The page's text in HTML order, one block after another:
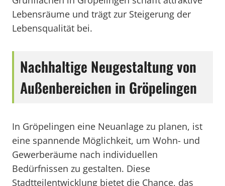
Lebensräume und trägt zur Steigerung der
Lebensqualität bei.
Nachhaltige Neugestaltung von
Außenbereichen in Gröpelingen
In Gröpelingen eine Neuanlage zu planen, ist
eine spannende Möglichkeit, um Wohn- und
Gewerberäume nach individuellen
Bedürfnissen zu gestalten. Diese
Stadtteilentwicklung bietet die Chance, das